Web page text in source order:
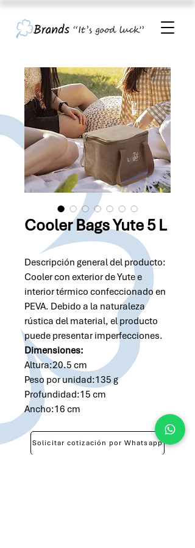
Cooler Bags Yute 5 L
Descripción general del producto:
Cooler con exterior de Yute e
interior térmico confeccionado en
PEVA. Debido a la naturaleza
rústica del material, el producto
puede presentar imperfecciones.
Dimensiones:
Altura:20.5 cm
Peso por unidad:135 g
Profundidad:15 cm
Ancho:16 cm
Solicitar cotización por Whatsapp